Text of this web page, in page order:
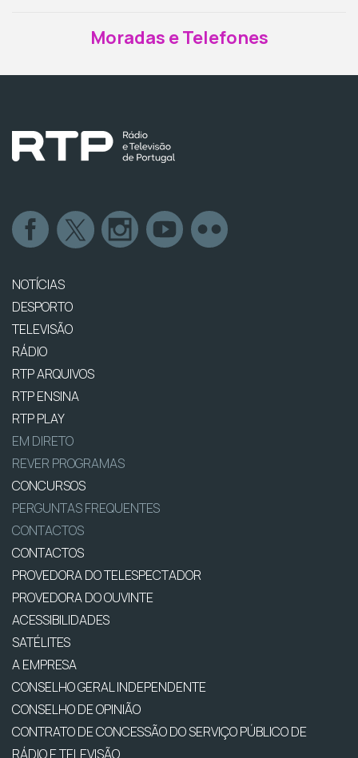
Moradas e Telefones
NOTÍCIAS
DESPORTO
TELEVISÃO
RÁDIO
RTP ARQUIVOS
RTP ENSINA
RTP PLAY
EM DIRETO
REVER PROGRAMAS
CONCURSOS
PERGUNTAS FREQUENTES
CONTACTOS
CONTACTOS
PROVEDORA DO TELESPECTADOR
PROVEDORA DO OUVINTE
ACESSIBILIDADES
SATÉLITES
A EMPRESA
CONSELHO GERAL INDEPENDENTE
CONSELHO DE OPINIÃO
CONTRATO DE CONCESSÃO DO SERVIÇO PÚBLICO DE
RÁDIO E TELEVISÃO